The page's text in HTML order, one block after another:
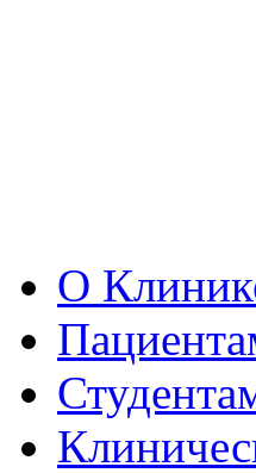
О